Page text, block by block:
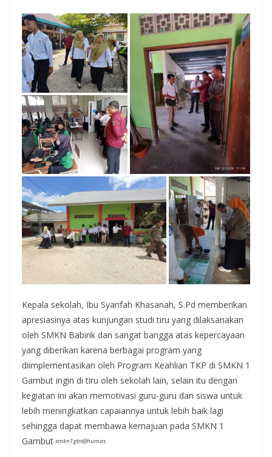
Kepala sekolah, Ibu Syarifah Khasanah, S.Pd memberikan
apresiasinya atas kunjungan studi tiru yang dilaksanakan
oleh SMKN Babirik dan sangat bangga atas kepercayaan
yang diberikan karena berbagai program yang
diimplementasikan oleh Program Keahlian TKP di SMKN 1
Gambut ingin di tiru oleh sekolah lain, selain itu dengan
kegiatan ini akan memotivasi guru-guru dan siswa untuk
lebih meningkatkan capaiannya untuk lebih baik lagi
sehingga dapat membawa kemajuan pada SMKN 1
Gambut.smkn1gbt@humas